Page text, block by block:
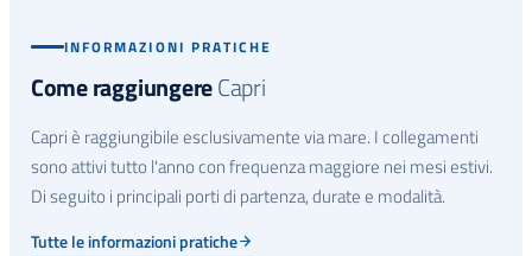
INFORMAZIONI PRATICHE
Come raggiungereCapri
Capri è raggiungibile esclusivamente via mare. I collegamenti
sono attivi tutto l'anno con frequenza maggiore nei mesi estivi.
Di seguito i principali porti di partenza, durate e modalità.
Tutte le informazioni pratiche